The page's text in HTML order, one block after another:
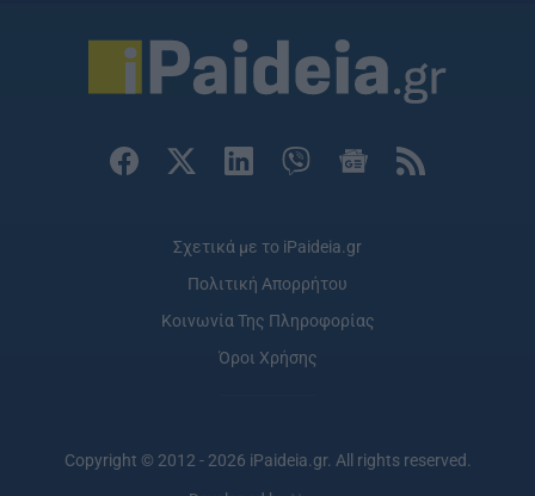
Σχετικά με το iPaideia.gr
Πολιτική Απορρήτου
Κοινωνία Της Πληροφορίας
Όροι Χρήσης
Copyright © 2012 - 2026 iPaideia.gr. All rights reserved.